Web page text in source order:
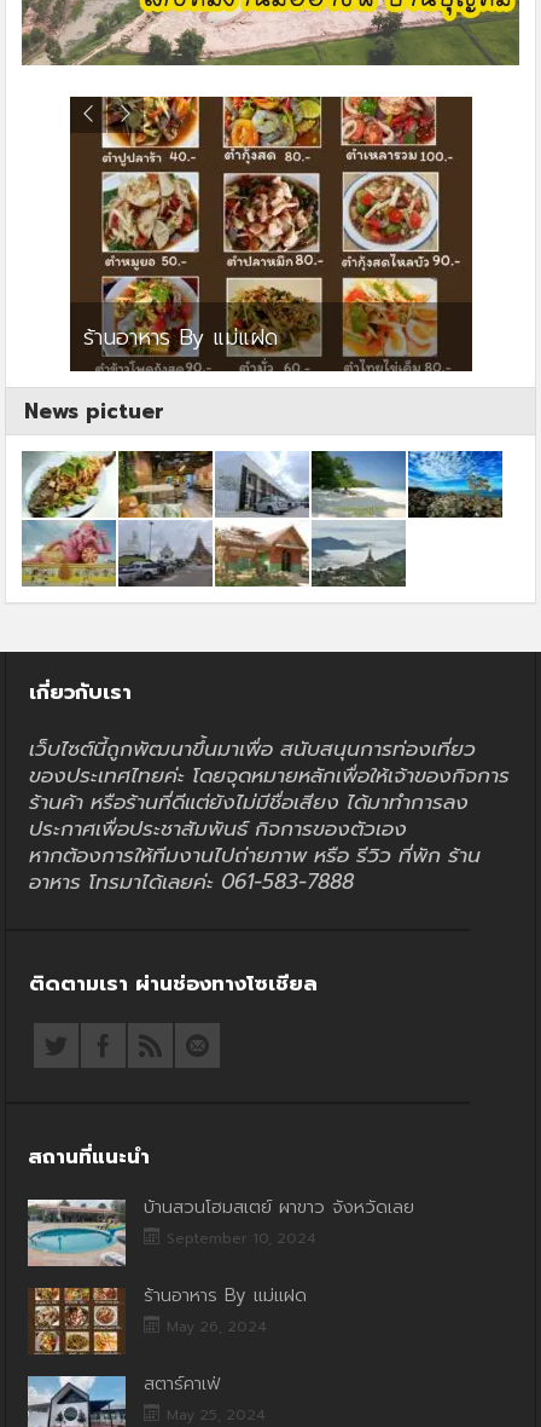
ร้านอาหาร By แม่แฝด
News pictuer
เกี่ยวกับเรา
เว็บไซต์นี้ถูกพัฒนาขึ้นมาเพื่อ สนับสนุนการท่องเที่ยว
ของประเทศไทยค่ะ โดยจุดหมายหลักเพื่อให้เจ้าของกิจการ
ร้านค้า หรือร้านที่ดีแต่ยังไม่มีชื่อเสียง ได้มาทำการลง
ประกาศเพื่อประชาสัมพันธ์ กิจการของตัวเอง
หากต้องการให้ทีมงานไปถ่ายภาพ หรือ รีวิว ที่พัก ร้าน
อาหาร โทรมาได้เลยค่ะ 061-583-7888
ติดตามเรา ผ่านช่องทางโซเชียล
สถานที่แนะนำ
บ้านสวนโฮมสเตย์ ผาขาว จังหวัดเลย
September 10, 2024
ร้านอาหาร By แม่แฝด
May 26, 2024
สตาร์คาเฟ่
May 25, 2024